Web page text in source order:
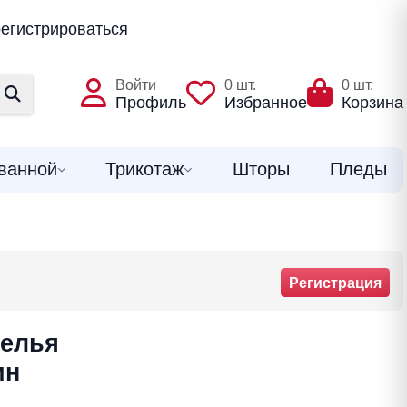
Войти
Профиль
0 шт.
Избранное
0 шт.
Корзина
Трикотаж Шторы Пледы
Регистрация